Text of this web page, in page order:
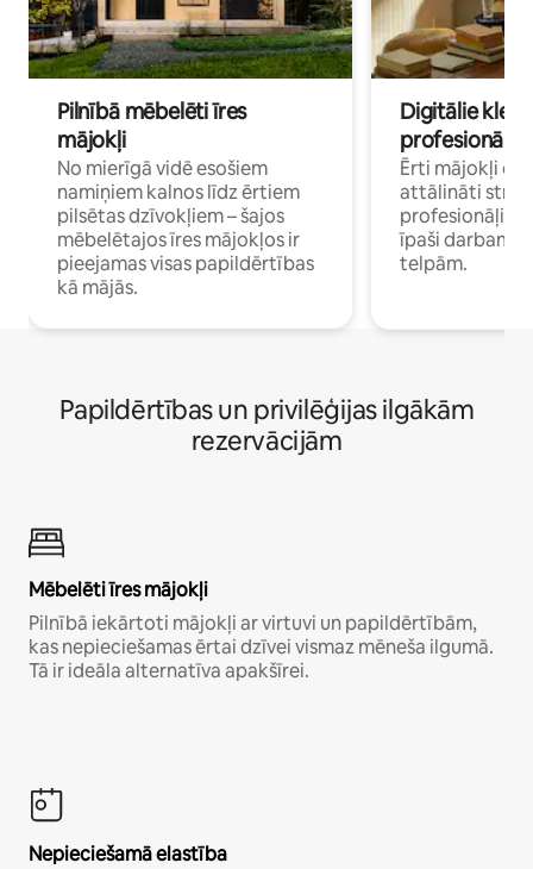
Pilnībā mēbelēti īres
mājokļi
No mierīgā vidē esošiem
namiņiem kalnos līdz ērtiem
pilsētas dzīvokļiem – šajos
mēbelētajos īres mājokļos ir
pieejamas visas papildērtības
kā mājās.
Digitālie
profesionāļi
Ērti mājokļi
attālināti
īpaši darbam
telpām.
Papildērtības un privilēģijas ilgākām
rezervācijām
Mēbelēti īres mājokļi
Pilnībā iekārtoti mājokļi ar virtuvi un papildērtībām,
kas nepieciešamas ērtai dzīvei vismaz mēneša ilgumā.
Tā ir ideāla alternatīva apakšīrei.
Nepieciešamā elastība